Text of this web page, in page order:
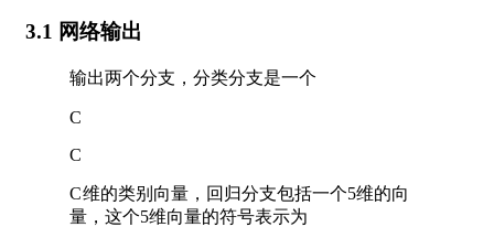
3.1 网络输出
输出两个分支，分类分支是一个
C
C
C维的类别向量，回归分支包括一个5维的向
量，这个5维向量的符号表示为